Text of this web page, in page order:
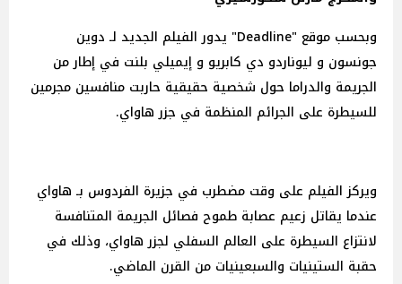
وبحسب موقع "Deadline" يدور الفيلم الجديد لـ دوين
جونسون و ليوناردو دي كابريو و إيميلي بلنت في إطار من
الجريمة والدراما حول شخصية حقيقية حاربت منافسين مجرمين
للسيطرة على الجرائم المنظمة في جزر هاواي.
ويركز الفيلم على وقت مضطرب في جزيرة الفردوس بـ هاواي
عندما يقاتل زعيم عصابة طموح فصائل الجريمة المتنافسة
لانتزاع السيطرة على العالم السفلي لجزر هاواي، وذلك في
حقبة الستينيات والسبعينيات من القرن الماضي.